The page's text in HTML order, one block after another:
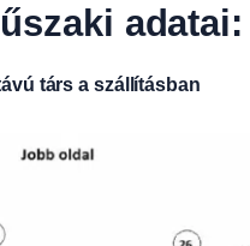
adatai:
társ a szállításban